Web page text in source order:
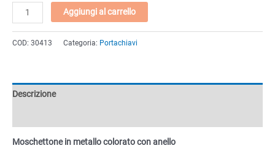
Moschettone
in
metallo
colorato
quantità
Aggiungi al carrello
COD: 30413 Categoria: Portachiavi
Descrizione
Moschettone in metallo colorato con anello